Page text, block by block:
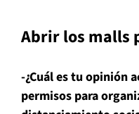
Abrir los malls
-¿Cuál es tu opinión
permisos para